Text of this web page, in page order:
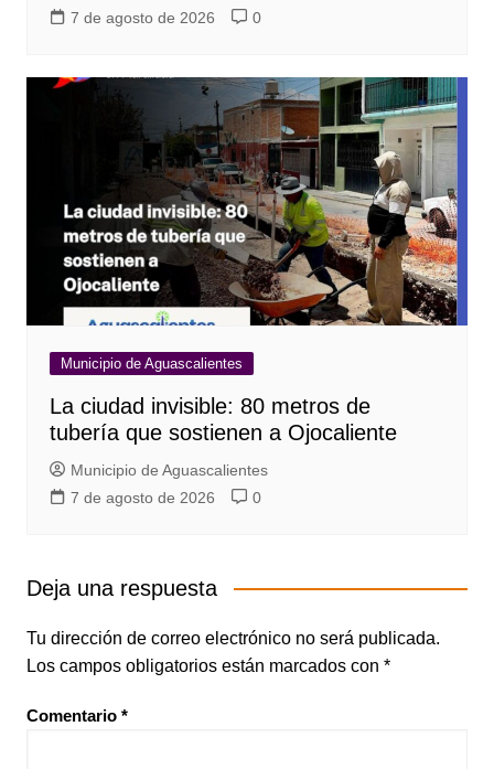
7 de agosto de 2026
0
Municipio de Aguascalientes
La ciudad invisible: 80 metros de
tubería que sostienen a Ojocaliente
Municipio de Aguascalientes
7 de agosto de 2026
0
Deja una respuesta
Tu dirección de correo electrónico no será publicada.
Los campos obligatorios están marcados con *
Comentario *